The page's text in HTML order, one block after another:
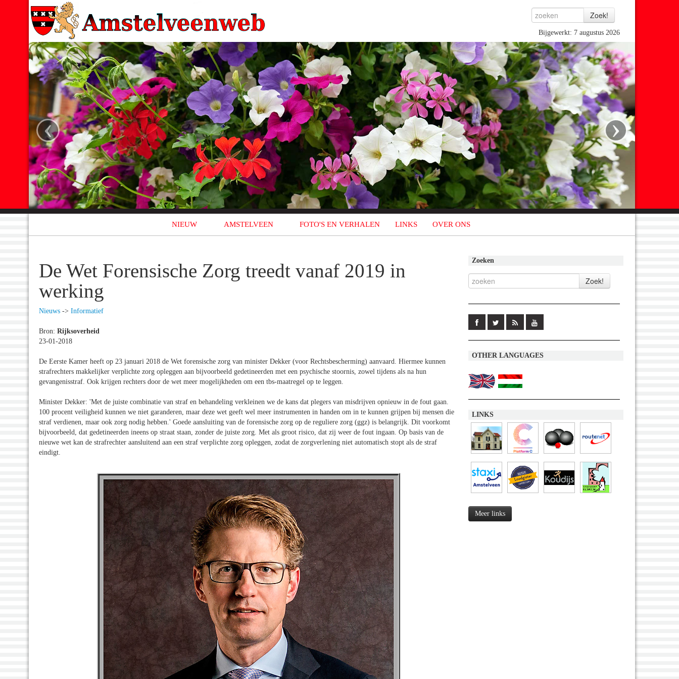
Bijgewerkt: 7 augustus 2026
‹ ›
NIEUW AMSTELVEEN FOTO'S EN VERHALEN LINKS OVER ONS
De Wet Forensische Zorg treedt vanaf 2019 in
werking
Nieuws -> Informatief
Bron: Rijksoverheid
23-01-2018
De Eerste Kamer heeft op 23 januari 2018 de Wet forensische zorg van minister Dekker (voor Rechtsbescherming) aanvaard. Hiermee kunnen
strafrechters makkelijker verplichte zorg opleggen aan bijvoorbeeld gedetineerden met een psychische stoornis, zowel tijdens als na hun
gevangenisstraf. Ook krijgen rechters door de wet meer mogelijkheden om een tbs-maatregel op te leggen.
Minister Dekker: 'Met de juiste combinatie van straf en behandeling verkleinen we de kans dat plegers van misdrijven opnieuw in de fout gaan.
100 procent veiligheid kunnen we niet garanderen, maar deze wet geeft wel meer instrumenten in handen om in te kunnen grijpen bij mensen die
straf verdienen, maar ook zorg nodig hebben.' Goede aansluiting van de forensische zorg op de reguliere zorg (ggz) is belangrijk. Dit voorkomt
bijvoorbeeld, dat gedetineerden ineens op straat staan, zonder de juiste zorg. Met als groot risico, dat zij weer de fout ingaan. Op basis van de
nieuwe wet kan de strafrechter aansluitend aan een straf verplichte zorg opleggen, zodat de zorgverlening niet automatisch stopt als de straf
eindigt.
Zoeken
OTHER LANGUAGES
LINKS
Meer links